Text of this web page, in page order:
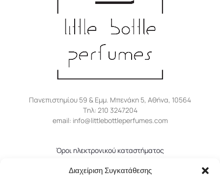
Διαχείριση Συγκατάθεσης
Πανεπιστημίου 59 & Εμμ. Μπενάκη 5, Αθήνα, 10564
Tηλ: 210 3247204
email: info@littlebottleperfumes.com
Όροι ηλεκτρονικού καταστήματος
Πολιτική επιστροφών